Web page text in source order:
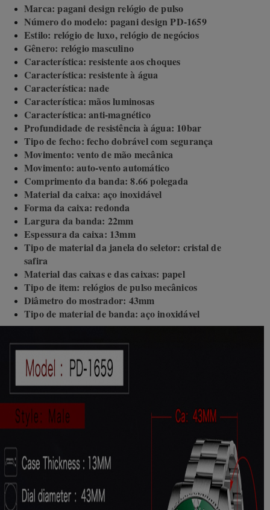
Marca: pagani design relógio de pulso
Número do modelo: pagani design PD-1659
Estilo: relógio de luxo, relógio de negócios
Gênero: relógio masculino
Característica: resistente aos choques
Característica: resistente à água
Característica: nade
Característica: mãos luminosas
Característica: anti-magnético
Profundidade de resistência à água: 10bar
Tipo de fecho: fecho dobrável com segurança
Movimento: vento de mão mecânica
Movimento: auto-vento automático
Comprimento da banda: 8.66 polegada
Material da caixa: aço inoxidável
Forma da caixa: redonda
Largura da banda: 22mm
Espessura da caixa: 13mm
Tipo de material da janela do seletor: cristal de
safira
Material das caixas e das caixas: papel
Tipo de item: relógios de pulso mecânicos
Diâmetro do mostrador: 43mm
Tipo de material de banda: aço inoxidável